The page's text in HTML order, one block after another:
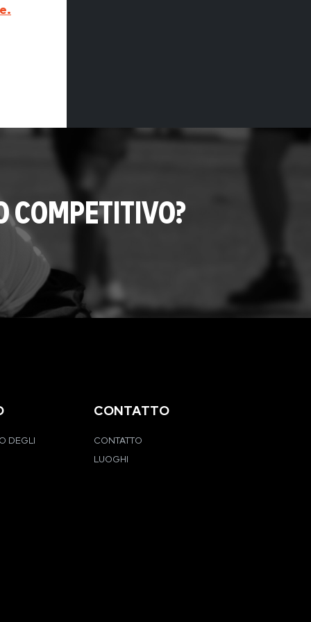
COMPETITIVO?
DEGLI
CONTATTO
CONTATTO
LUOGHI